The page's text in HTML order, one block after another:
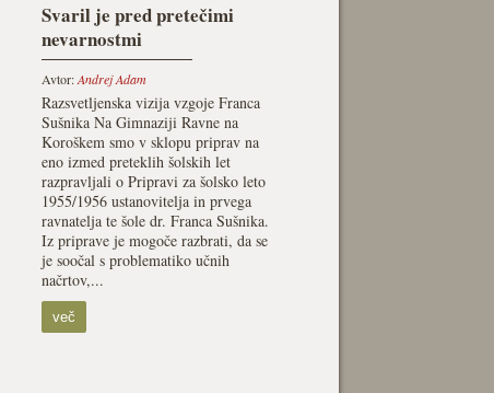
Svaril je pred pretečimi
nevarnostmi
Avtor:Andrej Adam
Razsvetljenska vizija vzgoje Franca
Sušnika Na Gimnaziji Ravne na
Koroškem smo v sklopu priprav na
eno izmed preteklih šolskih let
razpravljali o Pripravi za šolsko leto
1955/1956 ustanovitelja in prvega
ravnatelja te šole dr. Franca Sušnika.
Iz priprave je mogoče razbrati, da se
je soočal s problematiko učnih
načrtov,...
več